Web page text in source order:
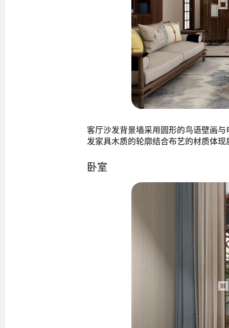
客厅沙发背景墙采用圆形的鸟语壁画
发家具木质的轮廓结合布艺的材质体
卧室